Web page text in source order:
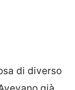
di diverso